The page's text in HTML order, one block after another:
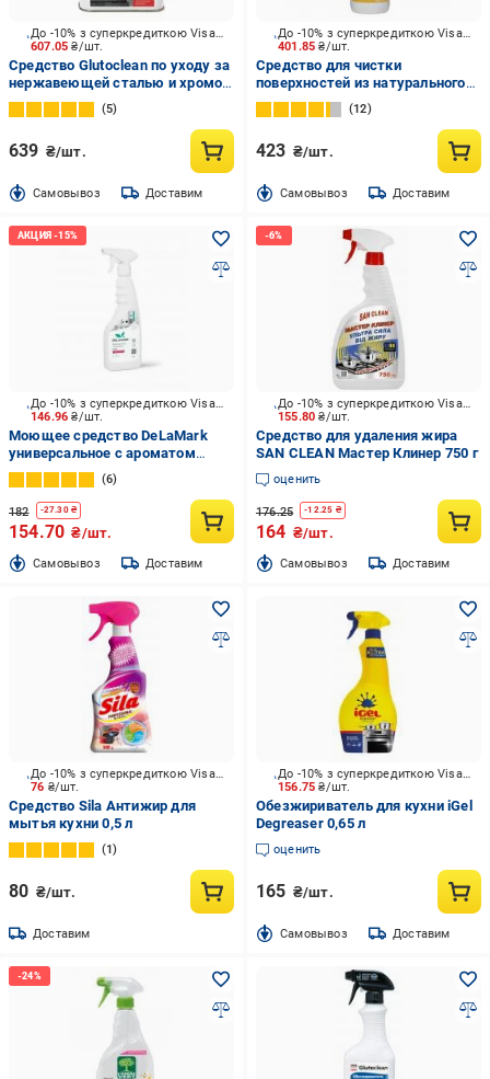
607.05₴/шт.
До -10% з суперкредиткою Visa Вигода
Средство Glutoclean по уходу за
нержавеющей сталью и хромом
0,5 л
5
639 ₴/шт.
Cамовывоз Доставим
401.85₴/шт.
До -10% з суперкредиткою Visa Вигода
Средство для чистки
поверхностей из натурального
камня HG 500 мл
12
423 ₴/шт.
Cамовывоз Доставим
146.96₴/шт.
До -10% з суперкредиткою Visa Вигода
Моющее средство DeLaMark
универсальное с ароматом
вишни 0,5 л
6
182 -27.30₴
154.70 ₴/шт.
Cамовывоз Доставим
155.80₴/шт.
До -10% з суперкредиткою Visa Вигода
Средство для удаления жира
SAN CLEAN Мастер Клинер 750 г
оценить
176.25 -12.25 ₴
164 ₴/шт.
Cамовывоз Доставим
76 ₴/шт.
До -10% з суперкредиткою Visa Вигода
Средство Sila Антижир для
мытья кухни 0,5 л
1
80 ₴/шт.
Доставим
156.75₴/шт.
До -10% з суперкредиткою Visa Вигода
Обезжириватель для кухни iGel
Degreaser 0,65 л
оценить
165 ₴/шт.
Cамовывоз Доставим